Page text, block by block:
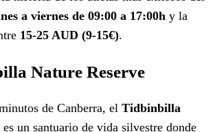
a viernes de 09:00 a 17:00h y la
15-25 AUD (9-15€).
Nature Reserve
de Canberra, el Tidbinbilla
es un santuario de vida silvestre donde